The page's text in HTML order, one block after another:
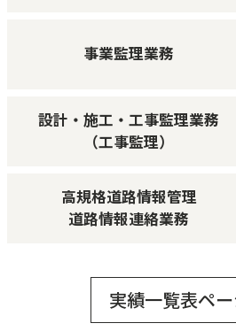
事業監理業務
設計・施工・工事監理業務
（工事監理）
高規格道路情報管理
道路情報連絡業務
実績一覧表ペ